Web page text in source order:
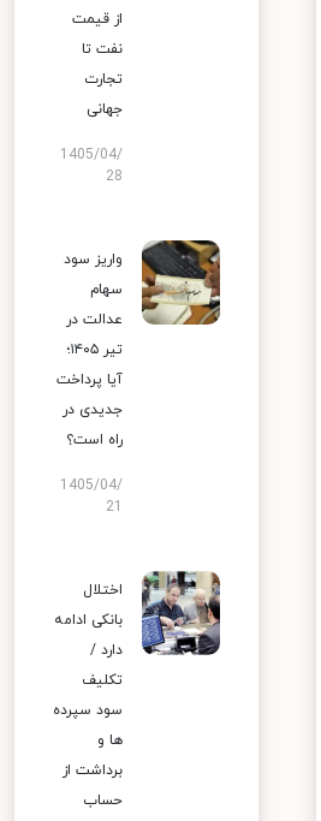
از قیمت
نفت تا
تجارت
جهانی
1405/04/
28
واریز سود
سهام
عدالت در
تیر ۱۴۰۵؛
آیا پرداخت
جدیدی در
راه است؟
1405/04/
اختلال
بانکی ادامه
دارد /
تکلیف
سود سپرده
ها و
برداشت از
حساب